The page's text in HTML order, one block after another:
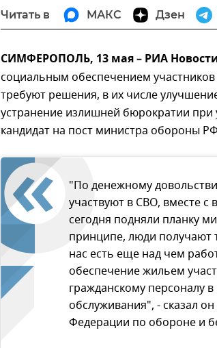
Читать в МАКС Дзен
СИМФЕРОПОЛЬ, 13 мая – РИА
социальным обеспечением
требуют решения, в их числе
устранение излишней бюрократии при
кандидат на пост министра обороны
"По денежному
участвуют в СВО, вместе
сегодня подняли планку
принципе, люди получают
нас есть еще над чем
обеспечение жильем
гражданскому персоналу
обслуживания", - сказал
Федерации по обороне и